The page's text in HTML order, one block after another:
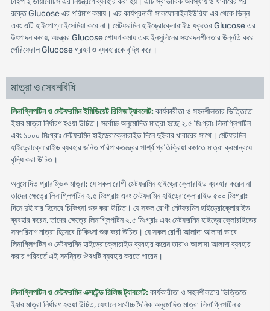
রক্তে Glucose এর পরিমাণ কমায়। এর কার্যপ্রনালী সালফোনাইলইউরিয়া এর থেকে ভিন্ন
এবং এটি হাইপোগ্লাইসেমিয়া করে না। মেটফরমিন হাইড্রোক্লোরাইড যকৃতের Glucose এর
উৎপাদন কমায়, অন্ত্রের Glucose শোষণ কমায় এবং ইনসুলিনের সংবেদনশীলতার উন্নতি করে
পেরিফেরাল Glucose গ্রহণ ও ব্যবহারকে বৃদ্ধি করে।
মাত্রা ও সেবনবিধি
লিনাগ্লিপটিন ও মেটফরমিন ইমিডিয়েট রিলিজ ট্যাবলেট: কার্যকারীতা ও সহনশীলতার ভিত্তিতে
ইহার মাত্রা নির্ধারণ হওয়া উচিত। সর্বোচ্চ অনুমোদিত মাত্রা হচ্ছে ২.৫ মিঃগ্রাঃ লিনাগ্লিপটিন
এবং ১০০০ মিঃগ্রাঃ মেটফরমিন হাইড্রোক্লোরাইড দিনে দুইবার খাবারের সাথে। মেটফরমিন
হাইড্রোক্লোরাইড ব্যবহার জনিত পরিপাকতন্ত্রের পার্শ্ব প্রতিক্রিয়া কমাতে মাত্রা ক্রমান্বয়ে
বৃদ্ধি করা উচিত।
অনুমোদিত প্রারম্ভিক মাত্রা: যে সকল রোগী মেটফরমিন হাইড্রোক্লোরাইড ব্যবহার করেন না
তাদের ক্ষেত্রে লিনাগ্লিপটিন ২.৫ মিঃগ্রাঃ এবং মেটফরমিন হাইড্রোক্লোরাইড ৫০০ মিঃগ্রাঃ
দিনে দুই বার হিসেবে চিকিৎসা শুরু করা উচিত। যে সকল রোগী মেটফরমিন হাইড্রোক্লোরাইড
ব্যবহার করেন, তাদের ক্ষেত্রে লিনাগ্লিপটিন ২.৫ মিঃগ্রাঃ এবং মেটফরমিন হাইড্রোক্লোরাইডের
সমপরিমাণ মাত্রা হিসেবে চিকিৎসা শুরু করা উচিত। যে সকল রোগী আলাদা আলাদা ভাবে
লিনাগ্লিপটিন ও মেটফরমিন হাইড্রোক্লোরাইড ব্যবহার করেন তারাও আলাদা আলাদা ব্যবহার
করার পরিবর্তে এই সমন্বিত ঔষধটি ব্যবহার করতে পারেন।
লিনাগ্লিপটিন ও মেটফরমিন এক্সটেন্ড রিলিজ ট্যাবলেট: কার্যকারীতা ও সহনশীলতার ভিত্তিতে
ইহার মাত্রা নির্ধারণ হওয়া উচিত, যেখানে সর্বোচ্চ দৈনিক অনুমোদিত মাত্রা লিনাগ্লিপটিন ৫